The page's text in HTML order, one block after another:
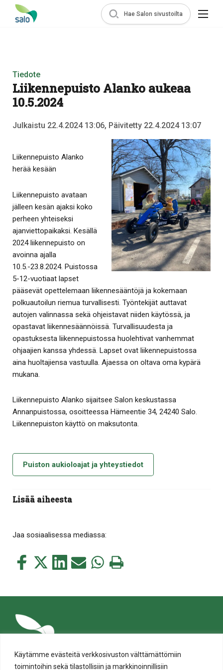
Käytämme evästeitä verkkosivuston välttämättömiin
toimintoihin sekä tilastollisiin ja markkinoinnillisiin
Hae Salon sivustoilta
Tiedote
Liikennepuisto Alanko aukeaa
10.5.2024
Julkaistu 22.4.2024 13:06, Päivitetty 22.4.2024 13:07
Liikennepuisto Alanko
herää kesään
Liikennepuisto avataan
jälleen kesän ajaksi koko
perheen yhteiseksi
ajanviettopaikaksi. Kesällä
2024 liikennepuisto on
avoinna ajalla
10.5.-23.8.2024. Puistossa
5-12-vuotiaat lapset
pääsevät opettelemaan liikennesääntöjä ja kokemaan
polkuautoilun riemua turvallisesti. Työntekijät auttavat
autojen valinnassa sekä ohjeistavat niiden käytössä, ja
opastavat liikennesäännöissä. Turvallisuudesta ja
opastuksesta liikennepuistossa huolehtivat vanhemmat
ohjaajien kanssa yhdessä. Lapset ovat liikennepuistossa
aina huoltajiensa vastuulla. Ajaessa on oltava oma kypärä
mukana.
Liikennepuisto Alanko sijaitsee Salon keskustassa
Annanpuistossa, osoitteessa Hämeentie 34, 24240 Salo.
Liikennepuiston käyttö on maksutonta.
Puiston aukioloajat ja yhteystiedot
Lisää aiheesta
Jaa sosiaalisessa mediassa:
Jaa
Jaa
Jaa Jaa Jaa Tulosta